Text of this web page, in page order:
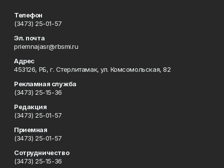
Телефон
(3473) 25-01-57
Эл. почта
priemnajasr@rbsmi.ru
Адрес
453126, РБ, г. Стерлитамак, ул. Комсомольская, 82
Рекламная служба
(3473) 25-15-36
Редакция
(3473) 25-01-57
Приемная
(3473) 25-01-57
Сотрудничество
(3473) 25-15-36